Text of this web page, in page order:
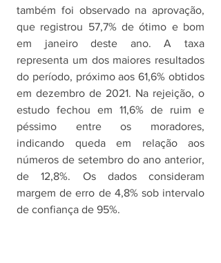
também foi observado na aprovação,
que registrou 57,7% de ótimo e bom
em janeiro deste ano. A taxa
representa um dos maiores resultados
do período, próximo aos 61,6% obtidos
em dezembro de 2021. Na rejeição, o
estudo fechou em 11,6% de ruim e
péssimo entre os moradores,
indicando queda em relação aos
números de setembro do ano anterior,
de 12,8%. Os dados consideram
margem de erro de 4,8% sob intervalo
de confiança de 95%.